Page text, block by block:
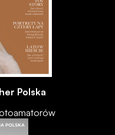
Polska